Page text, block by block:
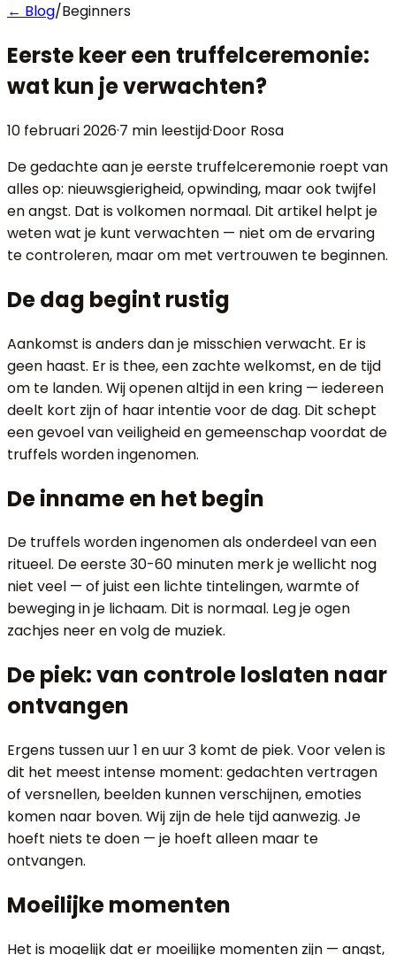
← Blog/Beginners
Eerste keer een truffelceremonie:
wat kun je verwachten?
10 februari 2026·7 min leestijd·Door Rosa
De gedachte aan je eerste truffelceremonie roept van
alles op: nieuwsgierigheid, opwinding, maar ook twijfel
en angst. Dat is volkomen normaal. Dit artikel helpt je
weten wat je kunt verwachten — niet om de ervaring
te controleren, maar om met vertrouwen te beginnen.
De dag begint rustig
Aankomst is anders dan je misschien verwacht. Er is
geen haast. Er is thee, een zachte welkomst, en de tijd
om te landen. Wij openen altijd in een kring — iedereen
deelt kort zijn of haar intentie voor de dag. Dit schept
een gevoel van veiligheid en gemeenschap voordat de
truffels worden ingenomen.
De inname en het begin
De truffels worden ingenomen als onderdeel van een
ritueel. De eerste 30-60 minuten merk je wellicht nog
niet veel — of juist een lichte tintelingen, warmte of
beweging in je lichaam. Dit is normaal. Leg je ogen
zachjes neer en volg de muziek.
De piek: van controle loslaten naar
ontvangen
Ergens tussen uur 1 en uur 3 komt de piek. Voor velen is
dit het meest intense moment: gedachten vertragen
of versnellen, beelden kunnen verschijnen, emoties
komen naar boven. Wij zijn de hele tijd aanwezig. Je
hoeft niets te doen — je hoeft alleen maar te
ontvangen.
Moeilijke momenten
Het is mogelijk dat er moeilijke momenten zijn — angst,